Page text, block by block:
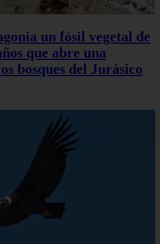
un fósil vegetal de
que abre una
bosques del Jurásico